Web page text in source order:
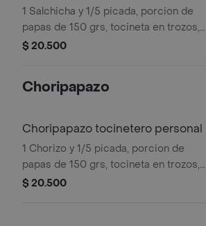
personal
1 Salchicha y 1/5 picada, porcion de
papas de 150 grs, tocineta en trozos,
queso gratinado y salsas.
$ 20.500
Choripapazo
Choripapazo tocinetero personal
1 Chorizo y 1/5 picada, porcion de
papas de 150 grs, tocineta en trozos,
queso gratinado y salsas.
$ 20.500